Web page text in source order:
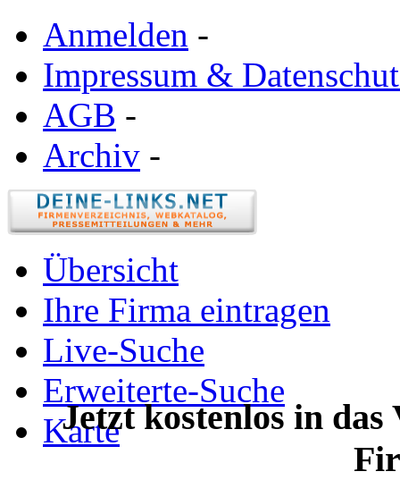
Anmelden -
Impressum &
AGB -
Archiv -
Übersicht
Ihre Firma eintragen
Live-Suche
Erweiterte-Suche
Karte
Jetzt kostenlos in